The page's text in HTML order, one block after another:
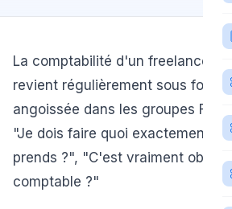
La comptabilité d'un freelance,
revient régulièrement sous
angoissée dans les groupes
"Je dois faire quoi exactement
prends ?", "C'est vraiment
comptable ?"